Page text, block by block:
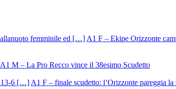
A1 F – Ekipe Orizzonte
A1 M – La Pro Recco vince il 38esimo Scudetto
A1 F – finale scudetto: l’Orizzonte pareggia